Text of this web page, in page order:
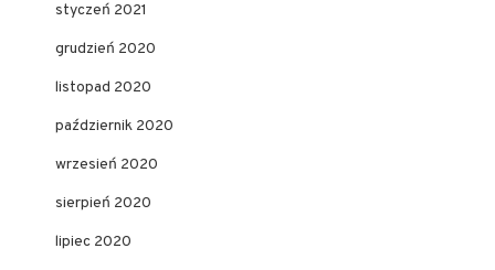
styczeń 2021
grudzień 2020
listopad 2020
październik 2020
wrzesień 2020
sierpień 2020
lipiec 2020